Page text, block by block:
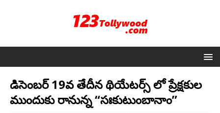
డిసెంబర్ 19వ తేదీన థియేటర్స్ లో ప్రేక్షకుల
ముందుకు రానున్న “సఃకుటుంబానాం”